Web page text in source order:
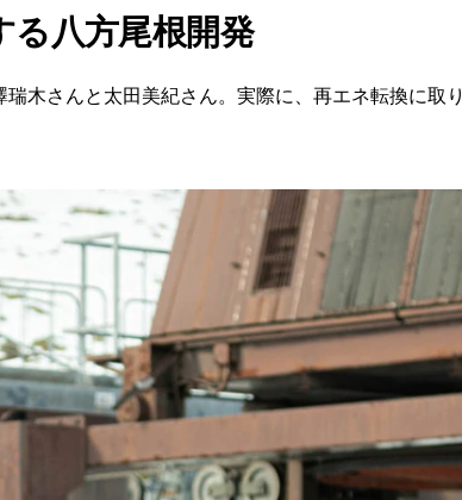
る八方尾根開発
木さんと太田美紀さん。実際に、再エネ転換に取り